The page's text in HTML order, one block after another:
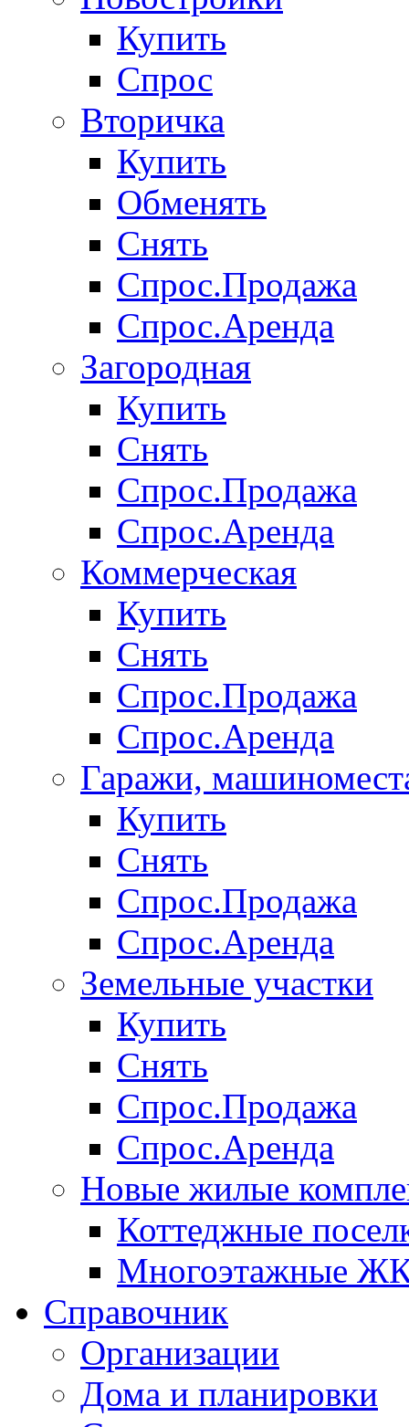
Купить
Спрос
Вторичка
Купить
Обменять
Снять
Спрос.Продажа
Спрос.Аренда
Загородная
Купить
Снять
Спрос.Продажа
Спрос.Аренда
Коммерческая
Купить
Снять
Спрос.Продажа
Спрос.Аренда
Гаражи,
Купить
Снять
Спрос.Продажа
Спрос.Аренда
Земельные участки
Купить
Снять
Спрос.Продажа
Спрос.Аренда
Новые жилые
Коттеджные
Многоэтажные
Справочник
Организации
Дома и планировки